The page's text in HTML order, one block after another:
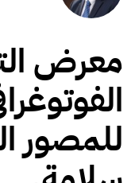
معرض
للمصور